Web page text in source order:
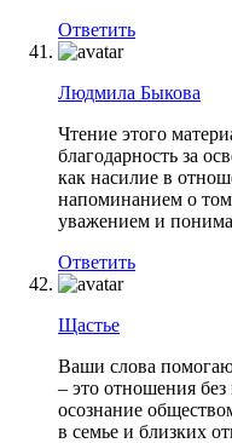
Ответить
Людмила Быкова
Чтение этого
благодарность за
как насилие в
напоминанием о
уважением и
Ответить
Щастье
Ваши слова
– это отношения
осознание
в семье и близких